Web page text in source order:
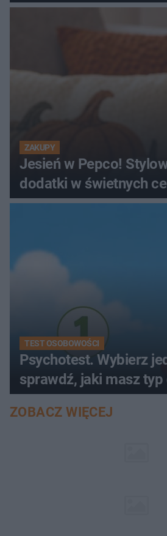
ZAKUPY
Jesień w Pepco!
dodatki w świetnych
TEST OSOBOWOŚCI
Psychotest. Wybierz
sprawdź, jaki masz
ZOBACZ WIĘCEJ